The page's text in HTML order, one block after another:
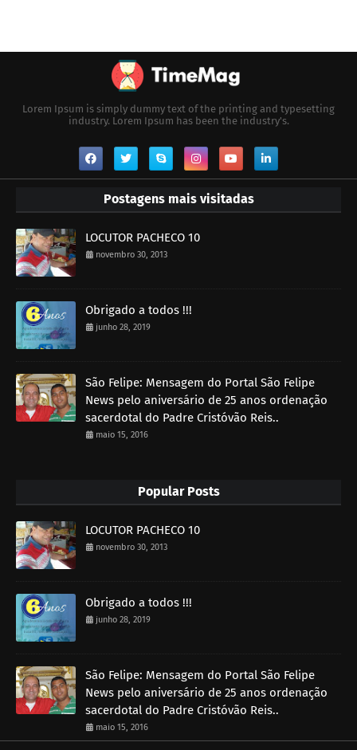
Lorem Ipsum is simply dummy text of the printing and typesetting
industry. Lorem Ipsum has been the industry's.
Postagens mais visitadas
LOCUTOR PACHECO 10
novembro 30, 2013
Obrigado a todos !!!
junho 28, 2019
São Felipe: Mensagem do Portal São Felipe
News pelo aniversário de 25 anos ordenação
sacerdotal do Padre Cristóvão Reis..
maio 15, 2016
Popular Posts
LOCUTOR PACHECO 10
novembro 30, 2013
Obrigado a todos !!!
junho 28, 2019
São Felipe: Mensagem do Portal São Felipe
News pelo aniversário de 25 anos ordenação
sacerdotal do Padre Cristóvão Reis..
maio 15, 2016